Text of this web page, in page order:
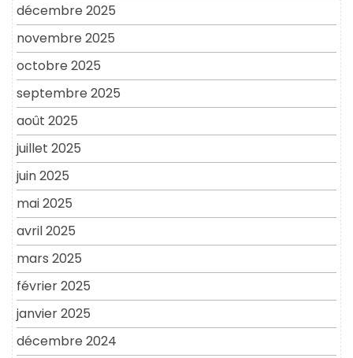
décembre 2025
novembre 2025
octobre 2025
septembre 2025
août 2025
juillet 2025
juin 2025
mai 2025
avril 2025
mars 2025
février 2025
janvier 2025
décembre 2024